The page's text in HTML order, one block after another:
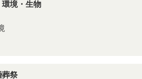
境・生物
葬祭